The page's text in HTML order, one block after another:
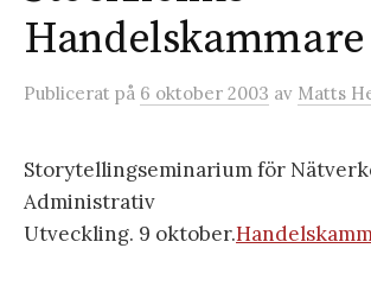
Handelskammare
Publicerat på 6 oktober 2003 av Matts
Storytellingseminarium för
Administrativ
Utveckling. 9 oktober.